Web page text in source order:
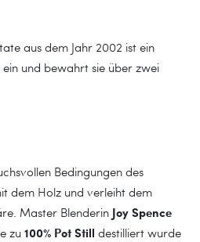
aus dem Jahr 2002 ist ein
ein und bewahrt sie über zwei
Bedingungen des
dem Holz und verleiht dem
Master Blenderin Joy Spence
zu 100% Pot Still destilliert wurde